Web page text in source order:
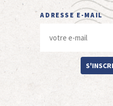
ADRESSE E-MAIL